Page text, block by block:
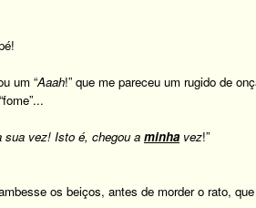
um “Aaah!” que me pareceu um rugido de
sua vez! Isto é, chegou a minhavez!”
os beiços, antes de morder o rato,